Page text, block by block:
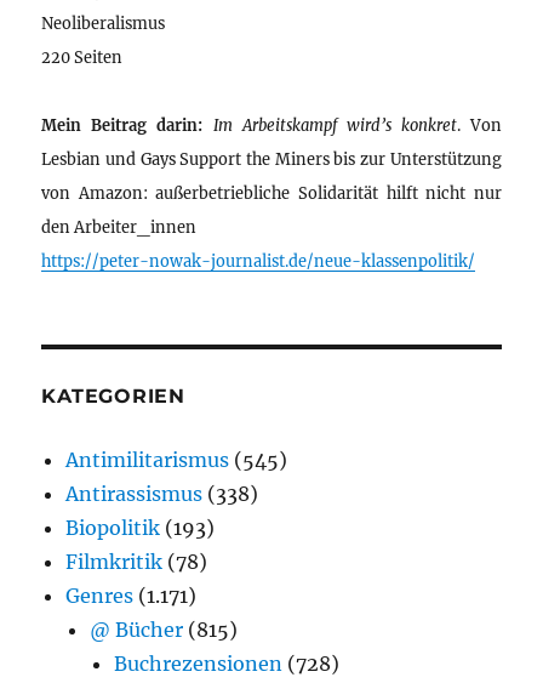
Neoliberalismus
220 Seiten
Mein Beitrag darin: Im Arbeitskampf wird’s konkret. Von
Lesbian und Gays Support the Miners bis zur Unterstützung
von Amazon: außerbetriebliche Solidarität hilft nicht nur
den Arbeiter_innen
https://peter-nowak-journalist.de/neue-klassenpolitik/
KATEGORIEN
Antimilitarismus (545)
Antirassismus (338)
Biopolitik (193)
Filmkritik (78)
Genres (1.171)
@ Bücher (815)
Buchrezensionen (728)